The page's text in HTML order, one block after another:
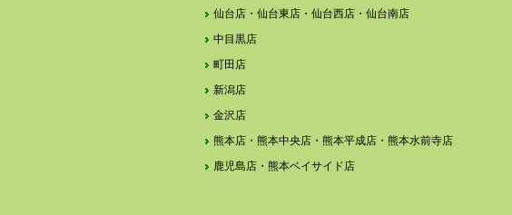
仙台店・仙台東店・仙台西店・仙台南店
中目黒店
町田店
新潟店
金沢店
熊本店・熊本中央店・熊本平成店・熊本水前寺店
鹿児島店・熊本ベイサイド店